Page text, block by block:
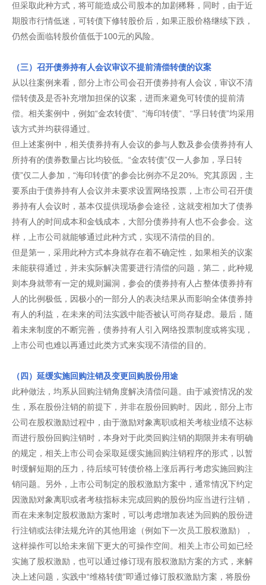
但采取此种方式，将可能造成公司股本的加剧稀释，同时，由于近
期股市行情低迷，可转债下修转股价后，如果正股价格继续下跌，
仍然会面临转股价值低于100元的风险。
（三）召开债券持有人会议审议不提前清偿转债的议案
从以往案例来看，部分上市公司会召开债券持有人会议，审议不清
偿转债及是否补充增加担保的议案，进而来避免可转债的提前清
偿。相关案例中，例如“金农转债”、“海印转债”、“孚日转债”均采用
该方式并均获得通过。
但上述案例中，相关债券持有人会议的参与人数及参会债券持有人
所持有的债券数量占比均较低。“金农转债”仅一人参加，孚日转
债”仅二人参加，“海印转债”的参会比例亦不足20%。究其原因，主
要系由于债券持有人会议并未要求设置网络投票，上市公司召开债
券持有人会议时，基本仅提供现场参会途径，这就变相加大了债券
持有人的时间成本和金钱成本，大部分债券持有人也不会参会。这
样，上市公司就能够通过此种方式，实现不清偿的目的。
但是第一，采用此种方式本身就存在着不确定性，如果相关的议案
未能获得通过，并未实际解决需要进行清偿的问题，第二，此种规
则本身就带有一定的规则漏洞，参会的债券持有人占整体债券持有
人的比例极低，因极小的一部分人的表决结果从而影响全体债券持
有人的利益，在未来的司法实践中能否被认可尚存疑虑。最后，随
着未来制度的不断完善，债券持有人引入网络投票制度或将实现，
上市公司也难以再通过此类方式来实现不清偿的目的。
（四）延缓实施回购注销及变更回购股份用途
此种做法，均系从回购注销角度解决清偿问题。由于减资情况的发
生，系在股份注销的前提下，并非在股份回购时。因此，部分上市
公司在股权激励过程中，由于激励对象离职或相关考核业绩不达标
而进行股份回购注销时，本身对于此类回购注销的期限并未有明确
的规定，相关上市公司会采取延缓实施回购注销程序的形式，以暂
时缓解短期的压力，待后续可转债价格上涨后再行考虑实施回购注
销问题。另外，上市公司制定的股权激励方案中，通常情况下约定
因激励对象离职或者考核指标未完成回购的股份均应当进行注销，
而在未来制定股权激励方案时，可以考虑增加表述为回购的股份进
行注销或法律法规允许的其他用途（例如下一次员工股权激励），
这样操作可以给未来留下更大的可操作空间。相关上市公司如已经
实施了股权激励，也可以通过修订现有股权激励方案的方式，来解
决上述问题，实践中“维格转债”即通过修订股权激励方案，将股份